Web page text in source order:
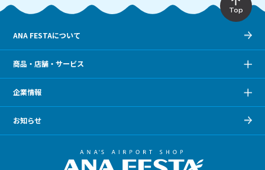
Top
ANA FESTAについて
商品・店舗・サービス
企業情報
お知らせ